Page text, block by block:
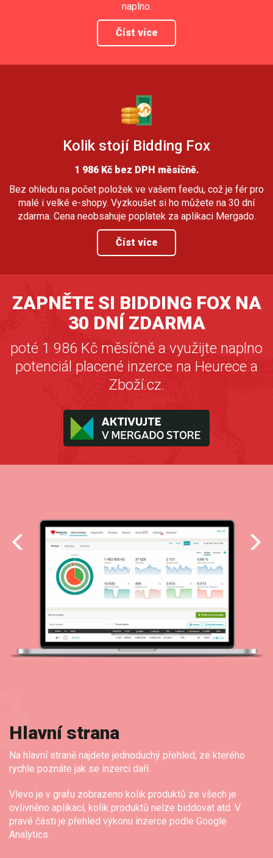
naplno.
Číst více
Kolik stojí Bidding Fox
1 986 Kč bez DPH měsíčně.
Bez ohledu na počet položek ve vašem feedu, což je fér pro
malé i velké e-shopy. Vyzkoušet si ho můžete na 30 dní
zdarma. Cena neobsahuje poplatek za aplikaci Mergado.
Číst více
ZAPNĚTE SI BIDDING FOX NA
30 DNÍ ZDARMA
poté 1 986 Kč měsíčně a využijte naplno
potenciál placené inzerce na Heurece a
Zboží.cz.
Hlavní strana
Na hlavní straně najdete jednoduchý přehled, ze kterého
rychle poznáte jak se inzerci daří.
Vlevo je v grafu zobrazeno kolik produktů ze všech je
ovlivněno aplikací, kolik produktů nelze biddovat atd. V
pravé části je přehled výkonu inzerce podle Google
Analytics.